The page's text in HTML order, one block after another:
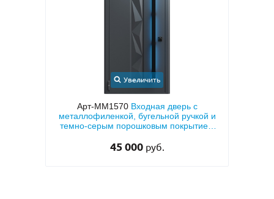
Увеличить
Арт-ММ24Входная дверь с порошковым
напылением «серый шелк» и МДФ ПВХ
для квартиры
33 000руб.